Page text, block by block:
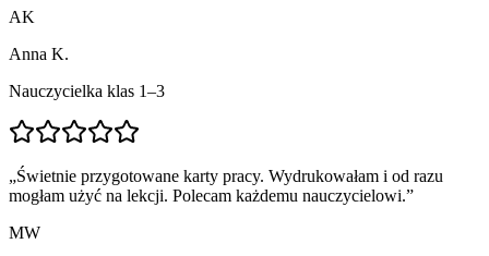
AK
Anna K.
Nauczycielka klas 1–3
„Świetnie przygotowane karty pracy. Wydrukowałam i od razu
mogłam użyć na lekcji. Polecam każdemu nauczycielowi.”
MW